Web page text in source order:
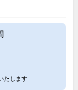
たします